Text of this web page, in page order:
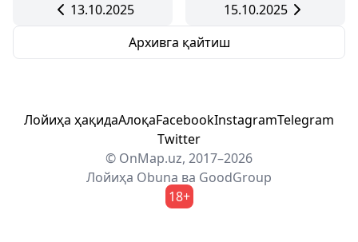
13.10.2025
15.10.2025
Архивга қайтиш
Лойиҳа ҳақидаАлоқаFacebookInstagramTelegram
Twitter
© OnMap.uz, 2017–2026
Лойиҳа Obuna ва GoodGroup
18+